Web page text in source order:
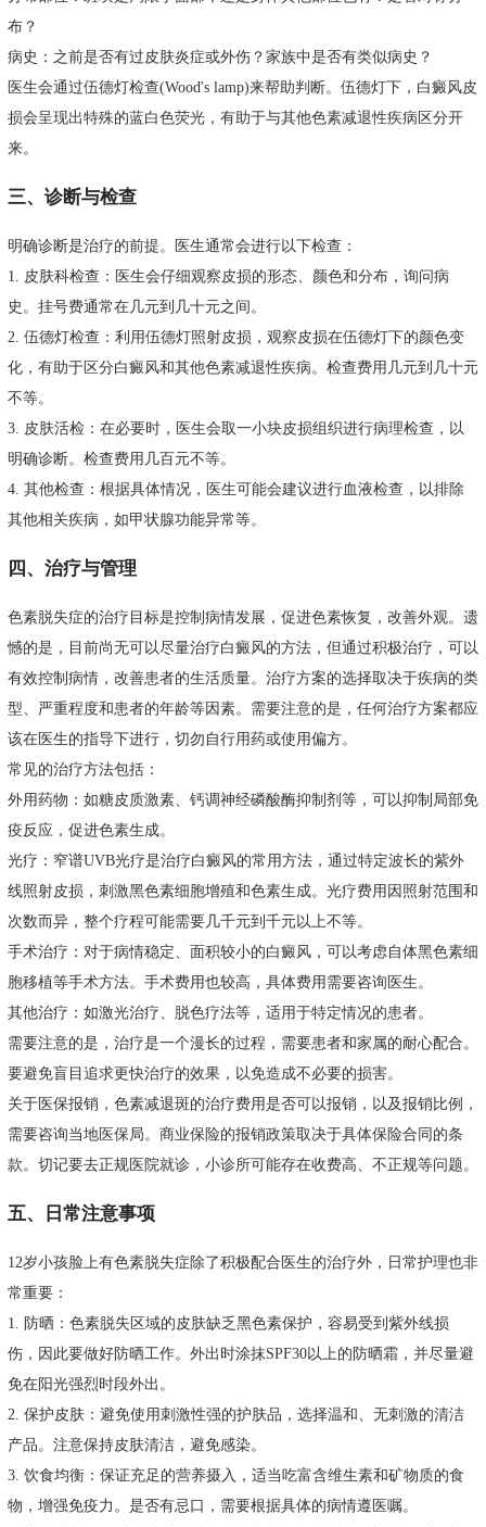
布？
病史：之前是否有过皮肤炎症或外伤？家族中是否有类似病史？
医生会通过伍德灯检查(Wood's lamp)来帮助判断。伍德灯下，白癜风皮
损会呈现出特殊的蓝白色荧光，有助于与其他色素减退性疾病区分开
来。
三、诊断与检查
明确诊断是治疗的前提。医生通常会进行以下检查：
1. 皮肤科检查：医生会仔细观察皮损的形态、颜色和分布，询问病
史。挂号费通常在几元到几十元之间。
2. 伍德灯检查：利用伍德灯照射皮损，观察皮损在伍德灯下的颜色变
化，有助于区分白癜风和其他色素减退性疾病。检查费用几元到几十元
不等。
3. 皮肤活检：在必要时，医生会取一小块皮损组织进行病理检查，以
明确诊断。检查费用几百元不等。
4. 其他检查：根据具体情况，医生可能会建议进行血液检查，以排除
其他相关疾病，如甲状腺功能异常等。
四、治疗与管理
色素脱失症的治疗目标是控制病情发展，促进色素恢复，改善外观。遗
憾的是，目前尚无可以尽量治疗白癜风的方法，但通过积极治疗，可以
有效控制病情，改善患者的生活质量。治疗方案的选择取决于疾病的类
型、严重程度和患者的年龄等因素。需要注意的是，任何治疗方案都应
该在医生的指导下进行，切勿自行用药或使用偏方。
常见的治疗方法包括：
外用药物：如糖皮质激素、钙调神经磷酸酶抑制剂等，可以抑制局部免
疫反应，促进色素生成。
光疗：窄谱UVB光疗是治疗白癜风的常用方法，通过特定波长的紫外
线照射皮损，刺激黑色素细胞增殖和色素生成。光疗费用因照射范围和
次数而异，整个疗程可能需要几千元到千元以上不等。
手术治疗：对于病情稳定、面积较小的白癜风，可以考虑自体黑色素细
胞移植等手术方法。手术费用也较高，具体费用需要咨询医生。
其他治疗：如激光治疗、脱色疗法等，适用于特定情况的患者。
需要注意的是，治疗是一个漫长的过程，需要患者和家属的耐心配合。
要避免盲目追求更快治疗的效果，以免造成不必要的损害。
关于医保报销，色素减退斑的治疗费用是否可以报销，以及报销比例，
需要咨询当地医保局。商业保险的报销政策取决于具体保险合同的条
款。切记要去正规医院就诊，小诊所可能存在收费高、不正规等问题。
五、日常注意事项
12岁小孩脸上有色素脱失症除了积极配合医生的治疗外，日常护理也非
常重要：
1. 防晒：色素脱失区域的皮肤缺乏黑色素保护，容易受到紫外线损
伤，因此要做好防晒工作。外出时涂抹SPF30以上的防晒霜，并尽量避
免在阳光强烈时段外出。
2. 保护皮肤：避免使用刺激性强的护肤品，选择温和、无刺激的清洁
产品。注意保持皮肤清洁，避免感染。
3. 饮食均衡：保证充足的营养摄入，适当吃富含维生素和矿物质的食
物，增强免疫力。是否有忌口，需要根据具体的病情遵医嘱。